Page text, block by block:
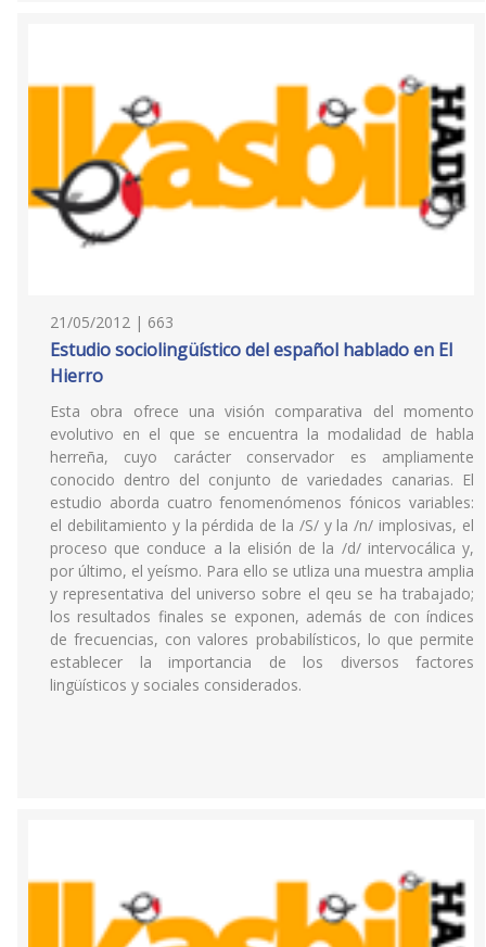
21/05/2012 | 663
Estudio sociolingüístico del español hablado en El
Hierro
Esta obra ofrece una visión comparativa del momento
evolutivo en el que se encuentra la modalidad de habla
herreña, cuyo carácter conservador es ampliamente
conocido dentro del conjunto de variedades canarias. El
estudio aborda cuatro fenomenómenos fónicos variables:
el debilitamiento y la pérdida de la /S/ y la /n/ implosivas, el
proceso que conduce a la elisión de la /d/ intervocálica y,
por último, el yeísmo. Para ello se utliza una muestra amplia
y representativa del universo sobre el qeu se ha trabajado;
los resultados finales se exponen, además de con índices
de frecuencias, con valores probabilísticos, lo que permite
establecer la importancia de los diversos factores
lingüísticos y sociales considerados.